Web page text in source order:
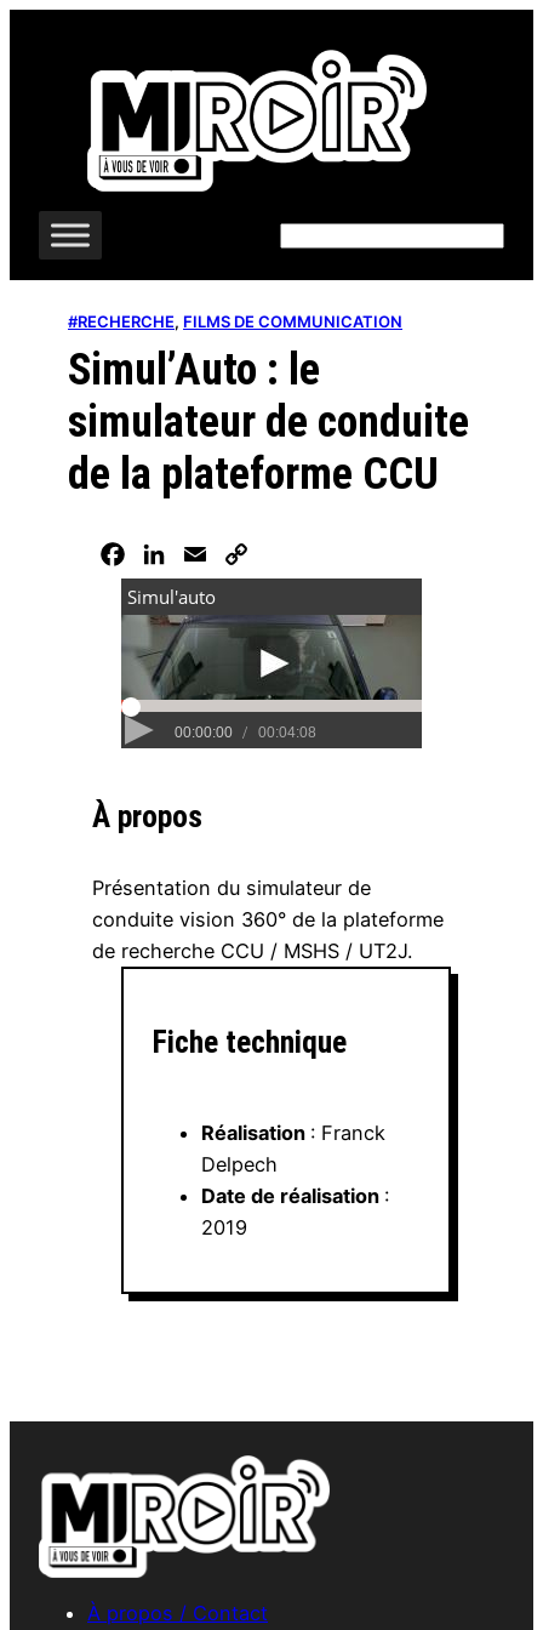
#RECHERCHE, FILMS DE COMMUNICATION
Simul’Auto : le
simulateur de conduite
de la plateforme CCU
FacebookLinkedIn
Email
Link
À propos
Présentation du simulateur de
conduite vision 360° de la plateforme
de recherche CCU / MSHS / UT2J.
Fiche technique
Réalisation : Franck
Delpech
Date de réalisation :
2019
À propos / Contact